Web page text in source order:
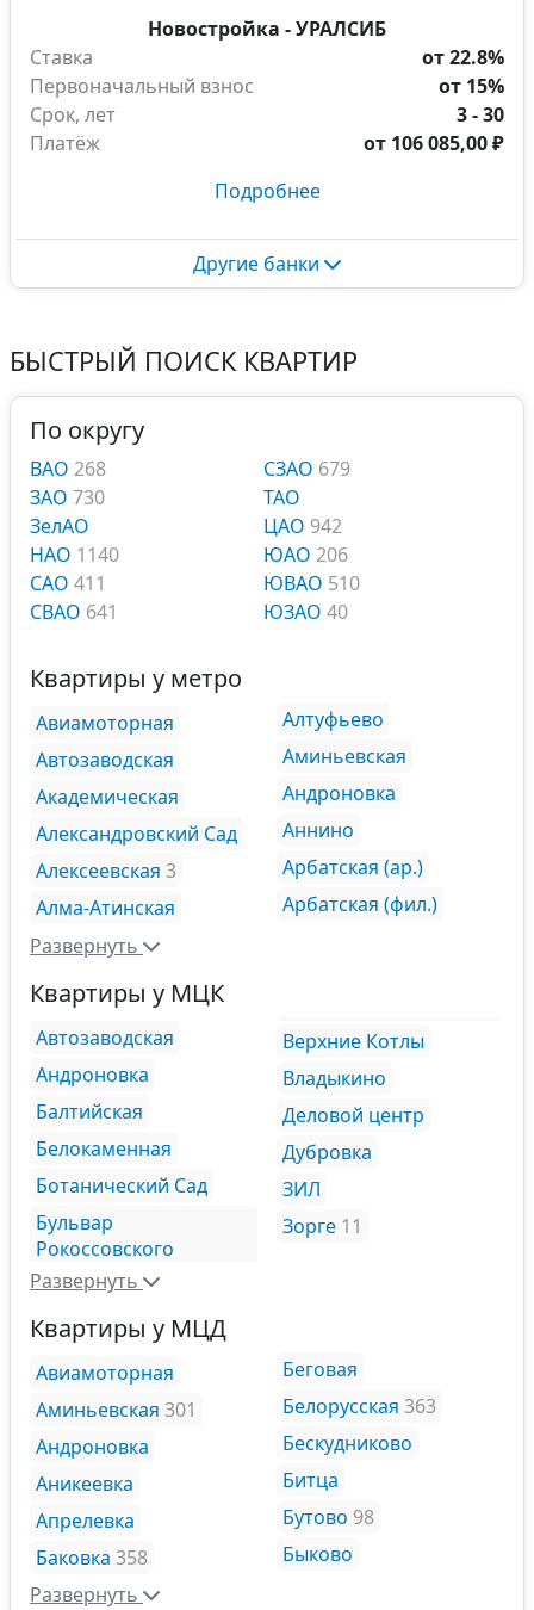
Новостройка - УРАЛСИБ
Ставка
от 22.8%
Первоначальный взнос
от 15%
Срок, лет
3 - 30
Платёж
от 106 085,00 ₽
Подробнее
Другие банки
БЫСТРЫЙ ПОИСК КВАРТИР
По округу
ВАО 268
ЗАО 730
ЗелАО
НАО 1140
САО 411
СВАО 641
СЗАО 679
ТАО
ЦАО 942
ЮАО 206
ЮВАО 510
ЮЗАО 40
Квартиры у метро
Авиамоторная
Автозаводская
Академическая
Александровский Сад
Алексеевская 3
Алма-Атинская
Алтуфьево
Аминьевская
Андроновка
Аннино
Арбатская (ар.)
Арбатская (фил.)
Развернуть
Квартиры у МЦК
Автозаводская
Андроновка
Балтийская
Белокаменная
Ботанический Сад
Бульвар
Рокоссовского
Верхние Котлы
Владыкино
Деловой центр
Дубровка
ЗИЛ
Зорге 11
Развернуть
Квартиры у МЦД
Авиамоторная
Аминьевская 301
Андроновка
Аникеевка
Апрелевка
Баковка 358
Беговая
Белорусская 363
Бескудниково
Битца
Бутово 98
Быково
Развернуть